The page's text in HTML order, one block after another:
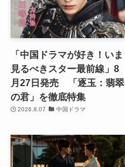
「中国ドラマが好き！いま
見るべきスター最前線」8
月27日発売 「逐玉：翡翠
の君」を徹底特集
2026.8.07 中国ドラマ